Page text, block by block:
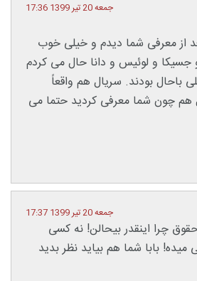
جمعه 20 تیر 1399 17:36
از معرفی شما دیدم و خیلی خوب
جسیکا و لوئیس و دانا حال می کردم
باحال بودند. سریال هم واقعاً
هم چون شما معرفی کردید حتما می
جمعه 20 تیر 1399 17:37
چرا اینقدر بیحالن! نه کسی
میده! بابا شما هم بیاید نظر بدید